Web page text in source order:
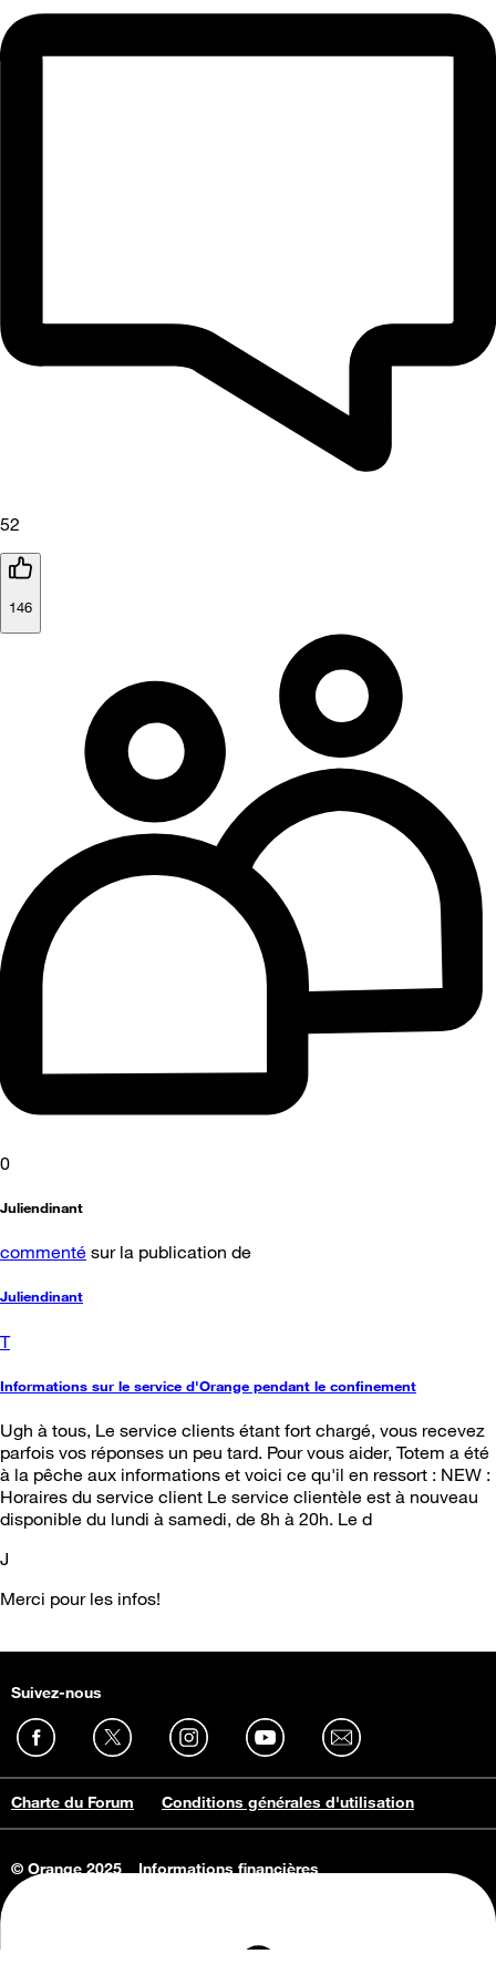
52
146
0
Juliendinant
commenté sur la publication de
Juliendinant
T
Informations sur le service d'Orange pendant le confinement
Ugh à tous, Le service clients étant fort chargé, vous recevez
parfois vos réponses un peu tard. Pour vous aider, Totem a été
à la pêche aux informations et voici ce qu'il en ressort : NEW :
Horaires du service client Le service clientèle est à nouveau
disponible du lundi à samedi, de 8h à 20h. Le d
J
Merci pour les infos!
Suivez-nous
Charte du Forum Conditions générales d'utilisation
© Orange 2025
Informations financières